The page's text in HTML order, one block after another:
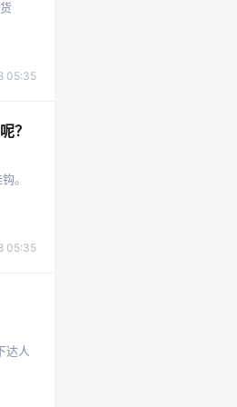
05:35
？
。
05:35
达人